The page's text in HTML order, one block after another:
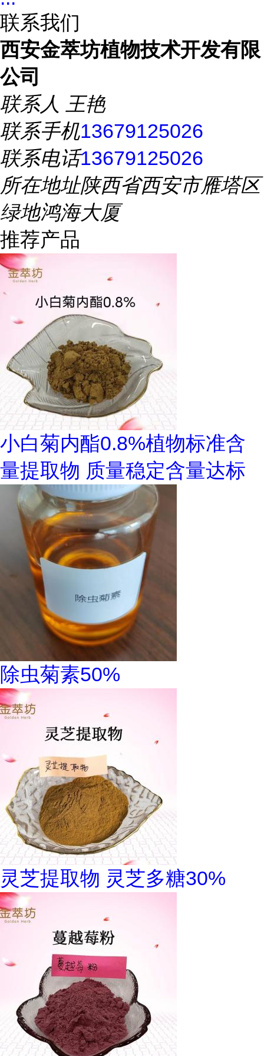
联系我们
西安金萃坊植物技术开发有限
公司
联系人 王艳
联系手机13679125026
联系电话13679125026
所在地址陕西省西安市雁塔区
绿地鸿海大厦
推荐产品
小白菊内酯0.8%植物标准含
量提取物 质量稳定含量达标
除虫菊素50%
灵芝提取物 灵芝多糖30%